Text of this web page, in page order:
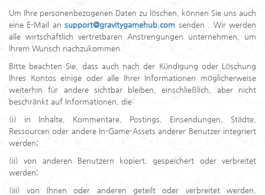
Um Ihre personenbezogenen Daten zu löschen, können Sie uns auch
eine E-Mail ansupport@gravitygamehub.com senden . Wir werden
alle wirtschaftlich vertretbaren Anstrengungen unternehmen, um
Ihrem Wunsch nachzukommen.
Bitte beachten Sie, dass auch nach der Kündigung oder Löschung
Ihres Kontos einige oder alle Ihrer Informationen möglicherweise
weiterhin für andere sichtbar bleiben, einschließlich, aber nicht
beschränkt auf Informationen, die:
(i) in Inhalte, Kommentare, Postings, Einsendungen, Städte,
Ressourcen oder andere In-Game-Assets anderer Benutzer integriert
werden;
(ii) von anderen Benutzern kopiert, gespeichert oder verbreitet
werden;
(iii) von Ihnen oder anderen geteilt oder verbreitet werden,